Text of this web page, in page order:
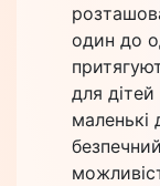
один до
для
маленькі